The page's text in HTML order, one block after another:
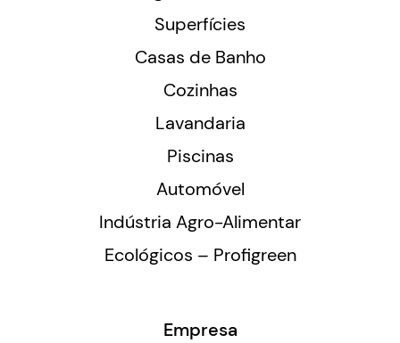
Superfícies
Casas de Banho
Cozinhas
Lavandaria
Piscinas
Automóvel
Indústria Agro-Alimentar
Ecológicos – Profigreen
Empresa